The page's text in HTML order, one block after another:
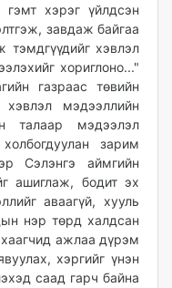
гэмт хэрэг үйлдсэн
завдаж байгаа
тэмдгүүдийг хэвлэл
хориглоно..."
газраас төвийн
мэдээллийн
талаар мэдээлэл
зарим
Сэлэнгэ аймгийн
ашиглаж, бодит эх
аваагүй, хууль
нэр төрд халдсан
ажлаа дүрэм
хэргийг үнэн
саад гарч байна